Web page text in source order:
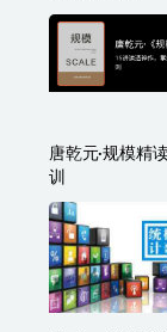
唐乾元·规模精
训